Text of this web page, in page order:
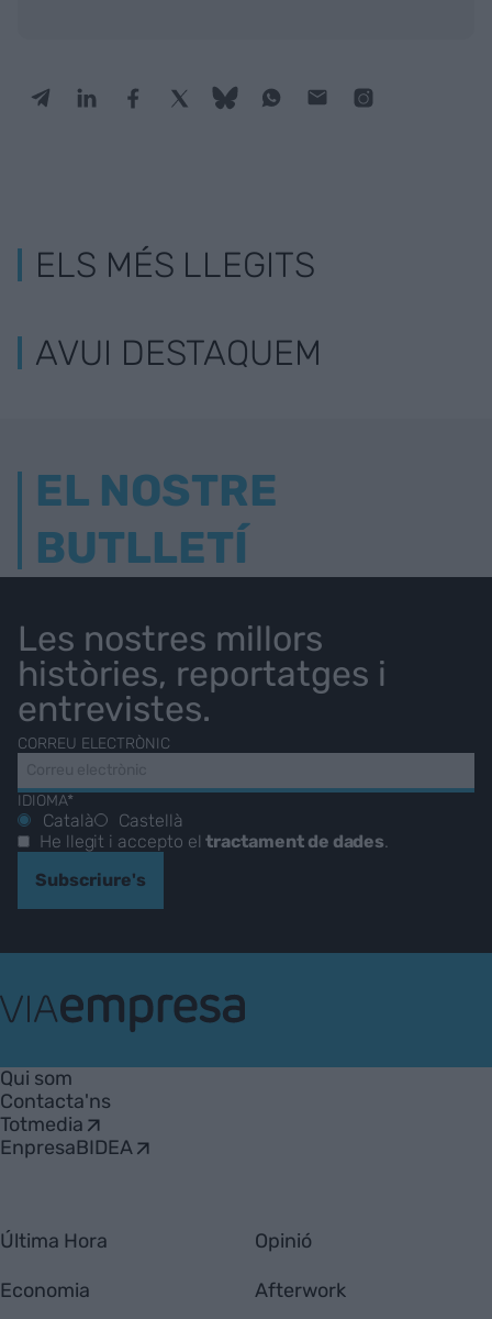
ELS MÉS LLEGITS
AVUI DESTAQUEM
EL NOSTRE
BUTLLETÍ
Les nostres millors
històries, reportatges i
entrevistes.
CORREU ELECTRÒNIC
IDIOMA*
Català
Castellà
He llegit i accepto eltractament de dades.
Subscriure's
Empresa
Qui som
Contacta'ns
Totmedia
EnpresaBIDEA
Última Hora
Economia
Opinió
Afterwork